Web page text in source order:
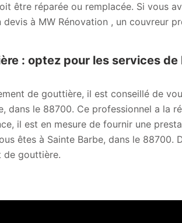
être réparée ou remplacée. Si vous
à MW Rénovation , un couvreur
: optez pour les services de
de gouttière, il est conseillé de
dans le 88700. Ce professionnel a la
il est en mesure de fournir une
êtes à Sainte Barbe, dans le 88700.
de gouttière.